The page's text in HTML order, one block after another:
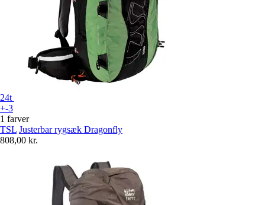
24t
+-3
1 farver
TSL Justerbar rygsæk Dragonfly
808,00 kr.